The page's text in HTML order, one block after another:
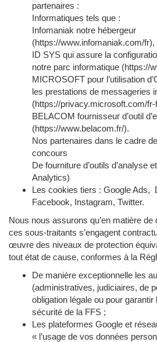
partenaires :
Informatiques tels que :
Infomaniak notre hébergeur
(https://www.infomaniak.com/fr),
ID SYS qui assure la
notre parc informatique (https://
MICROSOFT pour l’utilisation
les prestations de messageries
(https://privacy.microsoft.com/
BELACOM fournisseur d’outil
(https://www.belacom.fr/).
Nos partenaires dans le cadre
concours
De fourniture d’outils d’analyse
Analytics)
Les cookies tiers : Google Ads,
Facebook, Instagram, Twitter.
Nous nous assurons qu’en matière de
ces sous-traitants s’engagent
œuvre des niveaux de protection
tout état de cause, conformes à la
De manière exceptionnelle les
(administratives, judiciaires, de
obligation légale ou pour
sécurité de la FFS ;
Les plateformes Google et
« l’usage de vos données